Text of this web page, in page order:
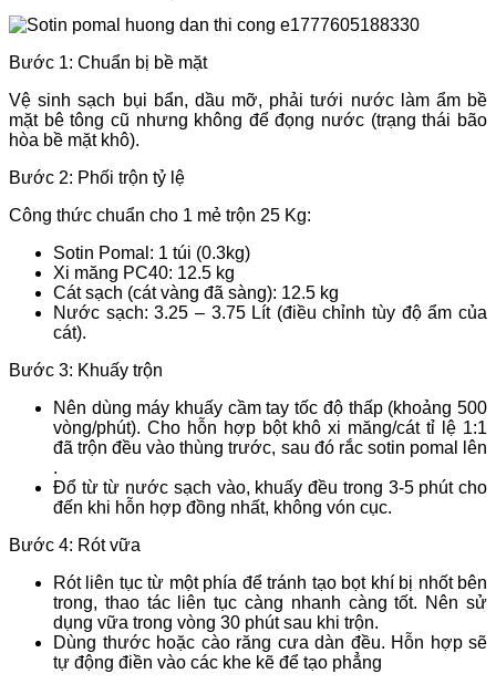
Bước 1: Chuẩn bị bề mặt
Vệ sinh sạch bụi bẩn, dầu mỡ, phải tưới nước làm ẩm bề
mặt bê tông cũ nhưng không để đọng nước (trạng thái bão
hòa bề mặt khô).
Bước 2: Phối trộn tỷ lệ
Công thức chuẩn cho 1 mẻ trộn 25 Kg:
Sotin Pomal: 1 túi (0.3kg)
Xi măng PC40: 12.5 kg
Cát sạch (cát vàng đã sàng): 12.5 kg
Nước sạch: 3.25 – 3.75 Lít (điều chỉnh tùy độ ẩm của
cát).
Bước 3: Khuấy trộn
Nên dùng máy khuấy cầm tay tốc độ thấp (khoảng 500
vòng/phút). Cho hỗn hợp bột khô xi măng/cát tỉ lệ 1:1
đã trộn đều vào thùng trước, sau đó rắc sotin pomal lên
.
Đổ từ từ nước sạch vào, khuấy đều trong 3-5 phút cho
đến khi hỗn hợp đồng nhất, không vón cục.
Bước 4: Rót vữa
Rót liên tục từ một phía để tránh tạo bọt khí bị nhốt bên
trong, thao tác liên tục càng nhanh càng tốt. Nên sử
dụng vữa trong vòng 30 phút sau khi trộn.
Dùng thước hoặc cào răng cưa dàn đều. Hỗn hợp sẽ
tự động điền vào các khe kẽ để tạo phẳng